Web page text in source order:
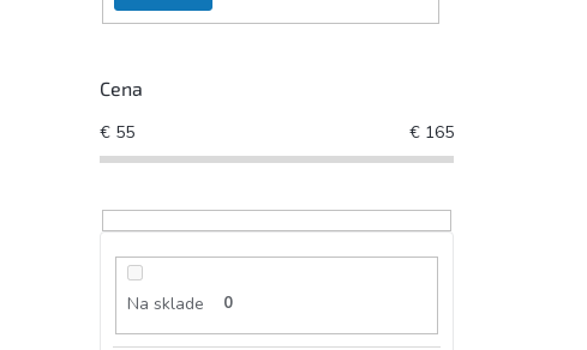
Cena
€ 55 € 165
Na sklade 0